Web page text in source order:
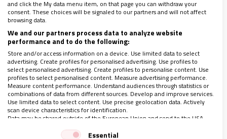
Esa sinodalidad se traduce en una
corresponsabilidad afectiva y efectiva entre
sacerdotes, consagrados y laicos, que se ha ido
entretejiendo en cada uno de los titulares y
and click the My data menu item, on that page you can withdraw your
consent. These choices will be signaled to our partners and will not affect
browsing data.
We and our partners process data to analyze website
performance and to do the following:
Store and/or access information on a device. Use limited data to select
advertising. Create profiles for personalised advertising. Use profiles to
select personalised advertising. Create profiles to personalise content. Use
profiles to select personalised content. Measure advertising performance.
Measure content performance. Understand audiences through statistics or
combinations of data from different sources. Develop and improve services.
Use limited data to select content. Use precise geolocation data. Actively
scan device characteristics for identification.
Data may be shared outside of the European Union and send to the USA.
Your consent and the cookie policy applies solely to this website/app.
Essential